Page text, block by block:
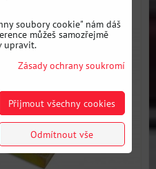
soubory cookie" nám dáš
můžeš samozřejmě
upravit.
Zásady ochrany soukromí
Přijmout všechny cookies
Odmítnout vše